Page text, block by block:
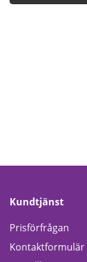
Kundtjänst
Prisförfrågan
Kontaktformulär